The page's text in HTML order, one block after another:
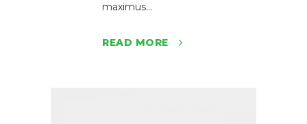
maximus...
READ MORE